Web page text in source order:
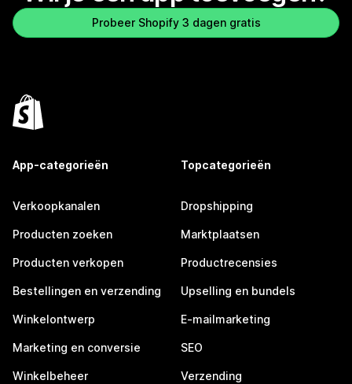
Probeer Shopify 3 dagen gratis
App-categorieën
Verkoopkanalen
Producten zoeken
Producten verkopen
Bestellingen en verzending
Winkelontwerp
Marketing en conversie
Winkelbeheer
Topcategorieën
Dropshipping
Marktplaatsen
Productrecensies
Upselling en bundels
E-mailmarketing
SEO
Verzending